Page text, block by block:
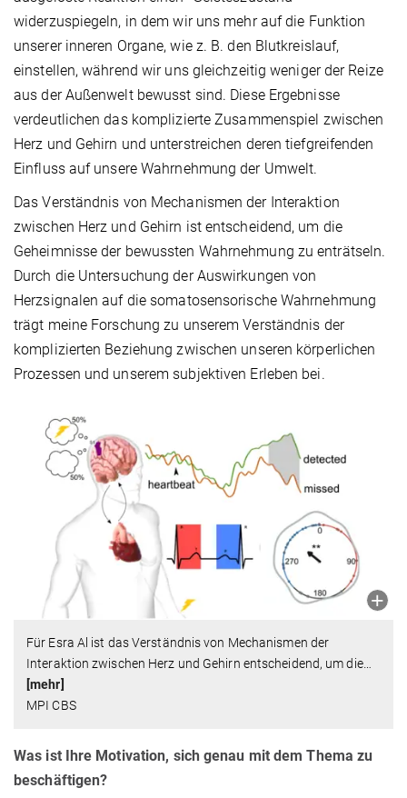
widerzuspiegeln, in dem wir uns mehr auf die Funktion
unserer inneren Organe, wie z. B. den Blutkreislauf,
einstellen, während wir uns gleichzeitig weniger der Reize
aus der Außenwelt bewusst sind. Diese Ergebnisse
verdeutlichen das komplizierte Zusammenspiel zwischen
Herz und Gehirn und unterstreichen deren tiefgreifenden
Einfluss auf unsere Wahrnehmung der Umwelt.
Das Verständnis von Mechanismen der Interaktion
zwischen Herz und Gehirn ist entscheidend, um die
Geheimnisse der bewussten Wahrnehmung zu enträtseln.
Durch die Untersuchung der Auswirkungen von
Herzsignalen auf die somatosensorische Wahrnehmung
trägt meine Forschung zu unserem Verständnis der
komplizierten Beziehung zwischen unseren körperlichen
Prozessen und unserem subjektiven Erleben bei.
Für Esra Al ist das Verständnis von Mechanismen der
Interaktion zwischen Herz und Gehirn entscheidend, um die…
[mehr]
MPI CBS
Was ist Ihre Motivation, sich genau mit dem Thema zu
beschäftigen?